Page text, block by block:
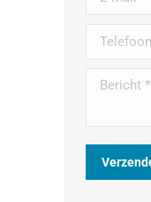
Telefoon *
Bericht *